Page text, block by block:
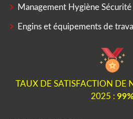
Management Hygiène
Engins et équipements de
TAUX DE SATISFACTION DE
2025 :